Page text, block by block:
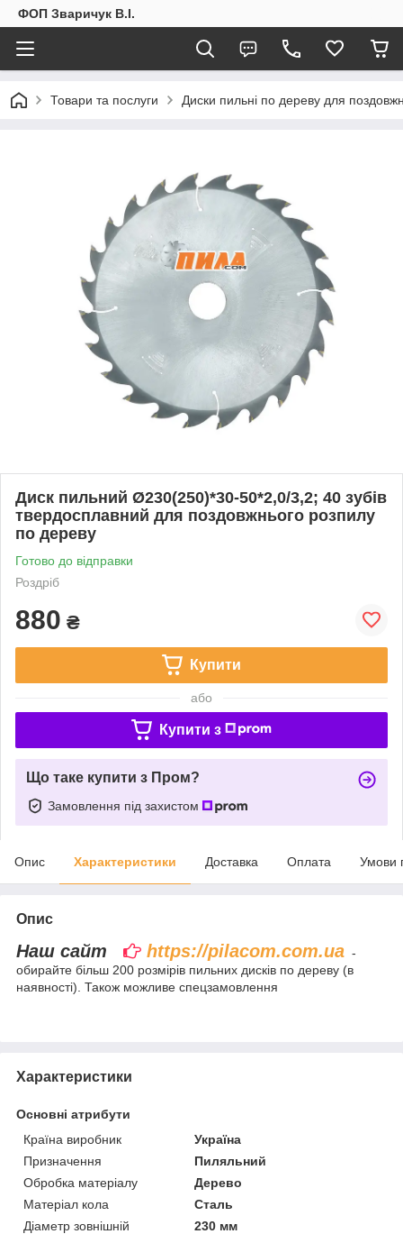
ФОП Зваричук В.І.
Товари та послуги Диски пильні по дереву для
Диск пильний Ø230(250)*30-50*2,0/3,2; 40 зубів
твердосплавний для поздовжнього розпилу
по дереву
Готово до відправки
Роздріб
880 ₴
Купити
або
Купити з
Що таке купити з Пром?
Замовлення під захистом
Опис Характеристики Доставка Оплата Умови
Опис
Наш сайт https://pilacom.com.ua -
обирайте більш 200 розмірів пильних дисків по дереву (в
наявності). Також можливе спецзамовлення
Характеристики
Основні атрибути
Країна виробник
Україна
Призначення
Пиляльний
Обробка матеріалу
Дерево
Матеріал кола
Сталь
Діаметр зовнішній
230 мм